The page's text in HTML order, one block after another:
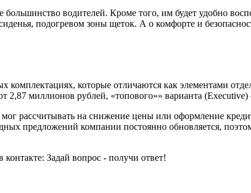
водителей. Кроме того, им будет удобно
подогревом зоны щеток. А о комфорте и
которые отличаются как элементами
2,87 миллионов рублей, «топового»» варианта
рассчитывать на снижение цены или оформление
предложений компании постоянно обновляется,
Задай вопрос - получи ответ!